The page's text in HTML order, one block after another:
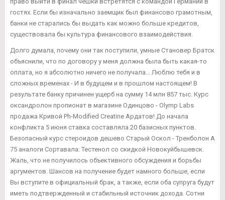
гостях. Если бы изначально заемщик был финансово грамотным,
банки не старались бы выдать как можно больше кредитов,
существовала бы культура финансового взаимодействия.
Долго думала, почему они так поступили, умные Становер Братск
объяснили, что по договору у меня должна была быть какая-то
оплата, но я абсолютно ничего не получала... Люблю тебя и в
сложных временах - И в будущем и в прошлом настоящем! В
результате банку причинен ущерб на сумму 14 млн 857 тыс. Курс
оксандролон пропионат в магазине Одинцово - Olymp Labs
продажа Кривой Ph-Modified Creatine Ардатов! До начала
конфликта 5 июня ставка составляла 20 базисных пунктов.
Безопасный курс стероидов дешево Старый Оскол - Тренболон A
75 аналоги Сортавала: Тестенол со скидкой Новокуйбышевск.
Жаль, что не получилось объективного обсуждения и борьбы
аргументов. Шансов на получение будет намного больше, если
Вы вступите в официальный брак, а также, если оба супруга будут
иметь подтвержденный и стабильный источник дохода. Сотни